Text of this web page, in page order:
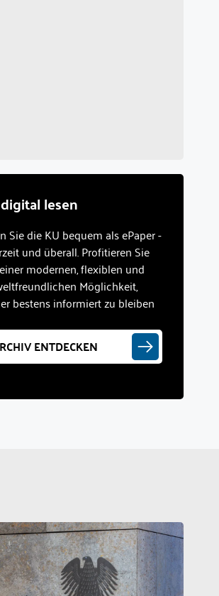
lesen
Sie die KU bequem als ePaper -
und überall. Profitieren Sie
modernen, flexiblen und
Möglichkeit,
bestens informiert zu bleiben
ENTDECKEN